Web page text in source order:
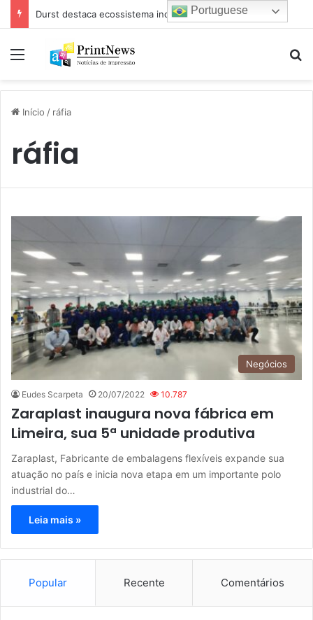
Durst destaca ecossistema industrial para impressão e estamparia digital na Febratex 2026
Menu
Início / ráfia
ráfia
Negócios
Eudes Scarpeta 20/07/2022 10.787
Zaraplast inaugura nova fábrica em
Limeira, sua 5ª unidade produtiva
Zaraplast, Fabricante de embalagens flexíveis expande sua
atuação no país e inicia nova etapa em um importante polo
industrial do…
Leia mais »
Popular Recente Comentários
Portuguese